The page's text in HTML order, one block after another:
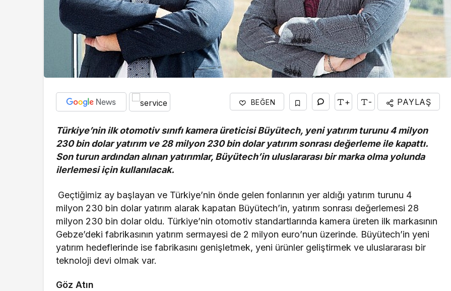
BEĞEN + - PAYLAŞ
Türkiye’nin ilk otomotiv sınıfı kamera üreticisi Büyütech, yeni yatırım turunu 4 milyon
230 bin dolar yatırım ve 28 milyon 230 bin dolar yatırım sonrası değerleme ile kapattı.
Son turun ardından alınan yatırımlar, Büyütech’in uluslararası bir marka olma yolunda
ilerlemesi için kullanılacak.
Geçtiğimiz ay başlayan ve Türkiye’nin önde gelen fonlarının yer aldığı yatırım turunu 4
milyon 230 bin dolar yatırım alarak kapatan Büyütech’in, yatırım sonrası değerlemesi 28
milyon 230 bin dolar oldu. Türkiye’nin otomotiv standartlarında kamera üreten ilk markasının
Gebze’deki fabrikasının yatırım sermayesi de 2 milyon euro’nun üzerinde. Büyütech’in yeni
yatırım hedeflerinde ise fabrikasını genişletmek, yeni ürünler geliştirmek ve uluslararası bir
teknoloji devi olmak var.
Göz Atın